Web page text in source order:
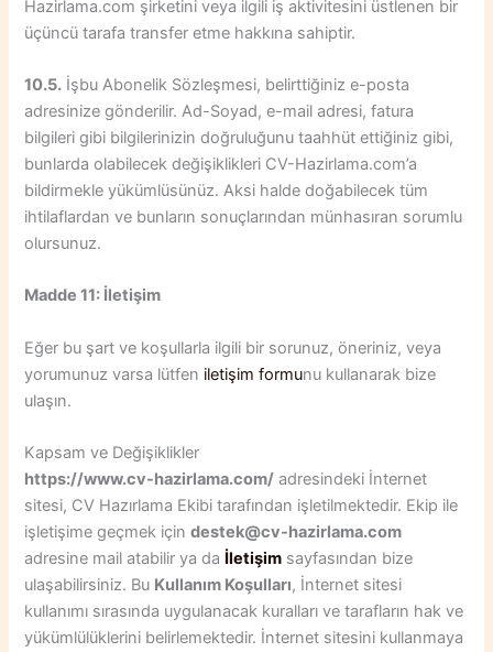
Hazirlama.com şirketini veya ilgili iş aktivitesini üstlenen bir
üçüncü tarafa transfer etme hakkına sahiptir.
10.5. İşbu Abonelik Sözleşmesi, belirttiğiniz e-posta
adresinize gönderilir. Ad-Soyad, e-mail adresi, fatura
bilgileri gibi bilgilerinizin doğruluğunu taahhüt ettiğiniz gibi,
bunlarda olabilecek değişiklikleri CV-Hazirlama.com’a
bildirmekle yükümlüsünüz. Aksi halde doğabilecek tüm
ihtilaflardan ve bunların sonuçlarından münhasıran sorumlu
olursunuz.
Madde 11: İletişim
Eğer bu şart ve koşullarla ilgili bir sorunuz, öneriniz, veya
yorumunuz varsa lütfen iletişim formunu kullanarak bize
ulaşın.
Kapsam ve Değişiklikler
https://www.cv-hazirlama.com/ adresindeki İnternet
sitesi, CV Hazırlama Ekibi tarafından işletilmektedir. Ekip ile
işletişime geçmek içindestek@cv-hazirlama.com
adresine mail atabilir ya da İletişim sayfasından bize
ulaşabilirsiniz. Bu Kullanım Koşulları, İnternet sitesi
kullanımı sırasında uygulanacak kuralları ve tarafların hak ve
yükümlülüklerini belirlemektedir. İnternet sitesini kullanmaya